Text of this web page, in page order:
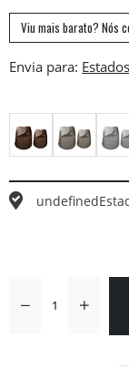
Viu mais barato? Nós
Envia para:
undefined